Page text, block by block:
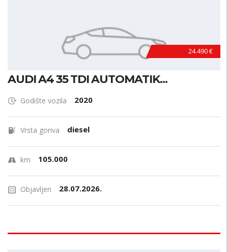
24.490 €
AUDI A4 35 TDI AUTOMATIK...
Godište vozila 2020
Vrsta goriva diesel
km 105.000
Objavljen 28.07.2026.